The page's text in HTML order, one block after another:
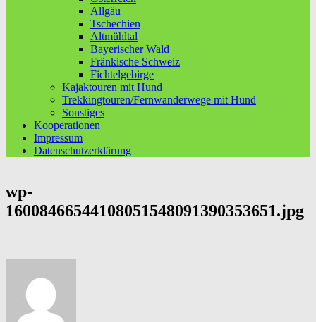
Allgäu
Tschechien
Altmühltal
Bayerischer Wald
Fränkische Schweiz
Fichtelgebirge
Kajaktouren mit Hund
Trekkingtouren/Fernwanderwege mit Hund
Sonstiges
Kooperationen
Impressum
Datenschutzerklärung
wp-
16008466544108051548091390353651.jpg